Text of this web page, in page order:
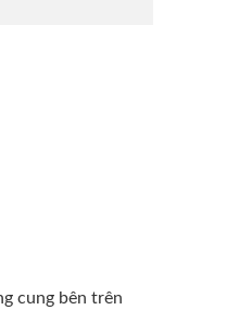
cung bên trên